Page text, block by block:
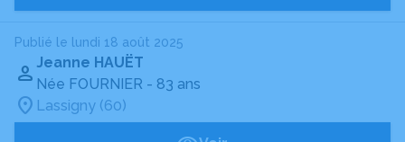
Publié le lundi 18 août 2025
Jeanne HAUËT
Née FOURNIER - 83 ans
Lassigny (60)